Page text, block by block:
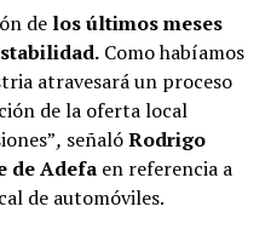
de los últimos meses
Como habíamos
atravesará un proceso
de la oferta local
, señalóRodrigo
deAdefaen referencia a
de automóviles.